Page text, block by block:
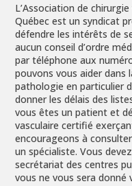
L’Association de
Québec est un syndicat
défendre les intérêts de
aucun conseil d’ordre
par téléphone aux
pouvons vous aider dans
pathologie en particulier
donner les délais des
vous êtes un patient et
vasculaire certifié
encourageons à
un spécialiste. Vous
secrétariat des centres
vous ne vous sera donné